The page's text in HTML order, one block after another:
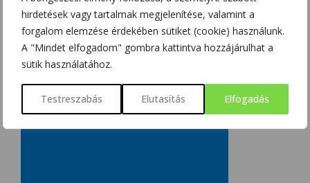
hirdetések vagy tartalmak megjelenítése, valamint a
forgalom elemzése érdekében sütiket (cookie) használunk.
A "Mindet elfogadom" gombra kattintva hozzájárulhat a
sütik használatához.
Testreszabás Elutasítás Elfogadás